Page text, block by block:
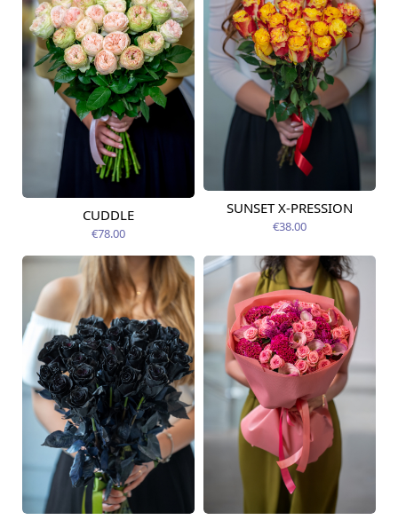
Pieejams šodien
CUDDLE
€78.00
Pieejams šodien
SUNSET X-PRESSION
€38.00